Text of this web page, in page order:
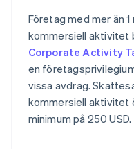
Företag med mer än
kommersiell aktivitet
Corporate Activity
en
vissa avdrag.
kommersiell aktivitet
minimum på 250 USD.